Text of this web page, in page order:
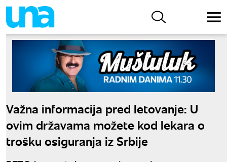
Važna informacija pred letovanje: U
ovim državama možete kod lekara o
trošku osiguranja iz Srbije